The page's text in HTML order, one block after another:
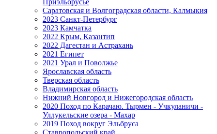
Приэльбрусье
Саратовская и Волгоградская области, Калмыкия
2023 Санкт-Петербург
2023 Камчатка
2022 Крым, Казантип
2022 Дагестан и Астрахань
2021 Египет
2021 Урал и Поволжье
Ярославская область
Тверская область
Владимирская область
Нижний Новгород и Нижегородская область
2020 Поход по Карачаю. Тырмен - Учкуланичи -
Уллукельские озера - Махар
2019 Поход вокруг Эльбруса
Ставропольский край